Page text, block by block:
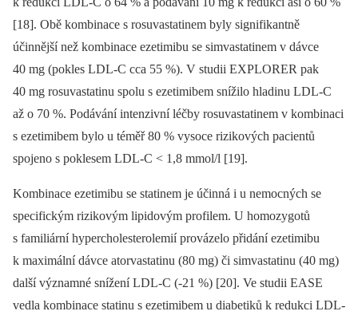
[18]. Obě kombinace s rosuvastatinem byly signifikantně
účinnější než kombinace ezetimibu se simvastatinem v dávce
40 mg (pokles LDL-C cca 55 %). V studii EXPLORER pak
40 mg rosuvastatinu spolu s ezetimibem snížilo hladinu LDL-C
až o 70 %. Podávání intenzivní léčby rosuvastatinem v kombinaci
s ezetimibem bylo u téměř 80 % vysoce rizikových pacientů
spojeno s poklesem LDL-C < 1,8 mmol/l [19].
Kombinace ezetimibu se statinem je účinná i u nemocných se
specifickým rizikovým lipidovým profilem. U homozygotů
s familiární hypercholesterolemií provázelo přidání ezetimibu
k maximální dávce atorvastatinu (80 mg) či simvastatinu (40 mg)
další významné snížení LDL-C (-21 %) [20]. Ve studii EASE
vedla kombinace statinu s ezetimibem u diabetiků k redukci LDL-